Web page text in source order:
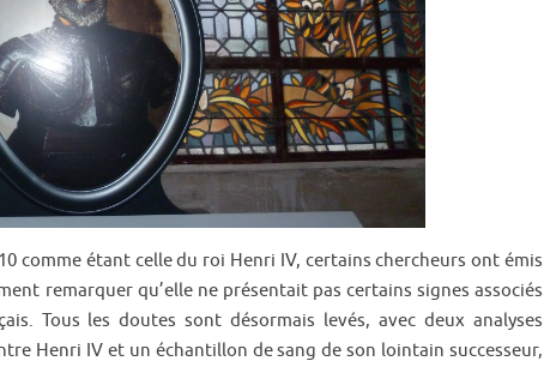
comme étant celle du roi Henri IV, certains chercheurs ont émis
remarquer qu’elle ne présentait pas certains signes associés
Tous les doutes sont désormais levés, avec deux analyses
Henri IV et un échantillon de sang de son lointain successeur,